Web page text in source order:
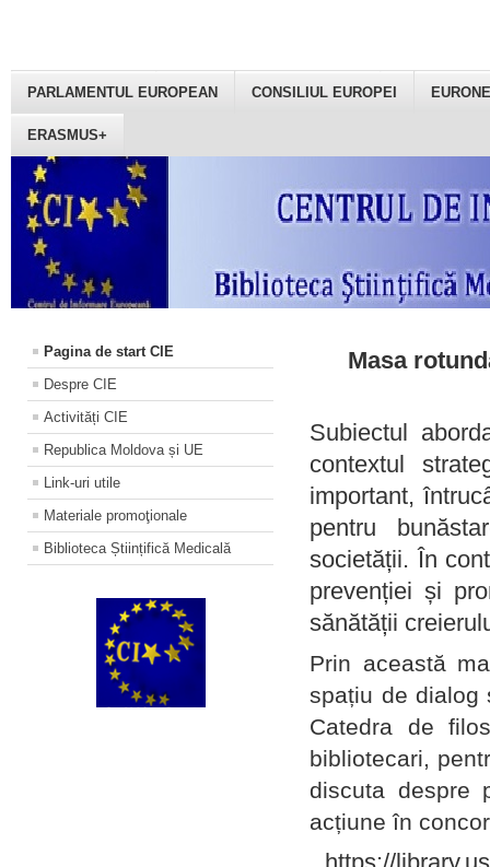
PARLAMENTUL EUROPEAN CONSILIUL EUROPEI
ERASMUS+
Pagina de start CIE
Despre CIE
Activități CIE
Republica Moldova și UE
Link-uri utile
Materiale promoţionale
Biblioteca Științifică Medicală
Masa
Subiectul
contextul
important,
pentru
societății. În
prevenției și
sănătății
Prin această
spațiu de dialog
Catedra de
bibliotecari,
discuta despre
acțiune în